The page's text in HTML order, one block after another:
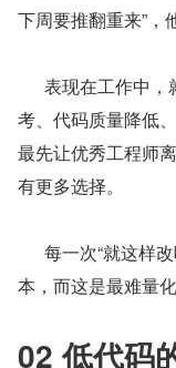
下周要推翻重来”，
考、代码质量降低
最先让优秀工程师
有更多选择。
本，而这是最难量化
02 低代码